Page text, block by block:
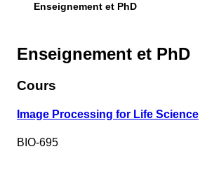
Enseignement et PhD
Enseignement et PhD
Cours
Image Processing for Life Science
BIO-695